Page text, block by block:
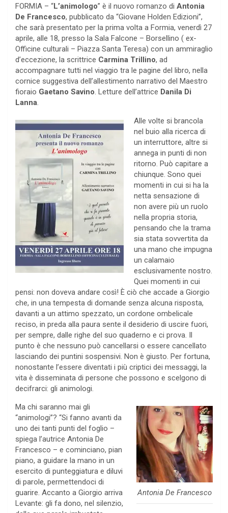
FORMIA – “L’animologo” è il nuovo romanzo di Antonia
De Francesco, pubblicato da “Giovane Holden Edizioni”,
che sarà presentato per la prima volta a Formia, venerdì 27
aprile, alle 18, presso la Sala Falcone – Borsellino ( ex-
Officine culturali – Piazza Santa Teresa) con un ammiraglio
d’eccezione, la scrittrice Carmina Trillino, ad
accompagnare tutti nel viaggio tra le pagine del libro, nella
cornice suggestiva dell’allestimento narrativo del Maestro
fioraio Gaetano Savino. Letture dell’attrice Danila Di
Lanna.
Alle volte si brancola
nel buio alla ricerca di
un interruttore, altre si
annega in punti di non
ritorno. Può capitare a
chiunque. Sono quei
momenti in cui si ha la
netta sensazione di
non avere più un ruolo
nella propria storia,
pensando che la trama
sia stata sovvertita da
una mano che impugna
un calamaio
esclusivamente nostro.
Quei momenti in cui
pensi: non doveva andare così! È ciò che accade a Giorgio
che, in una tempesta di domande senza alcuna risposta,
davanti a un attimo spezzato, un cordone ombelicale
reciso, in preda alla paura sente il desiderio di uscire fuori,
per sempre, dalle righe del suo quaderno e ci prova. Il
punto è che nessuno può cancellarsi o essere cancellato
lasciando dei puntini sospensivi. Non è giusto. Per fortuna,
nonostante l’essere diventati i più criptici dei messaggi, la
vita è disseminata di persone che possono e scelgono di
decifrarci: gli animologi.
Antonia De Francesco
Ma chi saranno mai gli
“animologi”? “Si fanno avanti da
uno dei tanti punti del foglio –
spiega l’autrice Antonia De
Francesco – e cominciano, pian
piano, a guidare la mano in un
esercito di punteggiatura e diluvi
di parole, permettendoci di
guarire. Accanto a Giorgio arriva
Levante: gli fa dono, nel silenzio,